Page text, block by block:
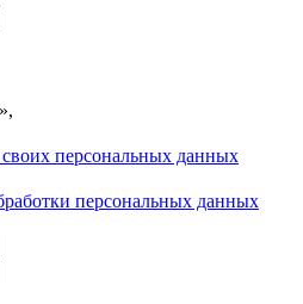
своих персональных данных
персональных данных